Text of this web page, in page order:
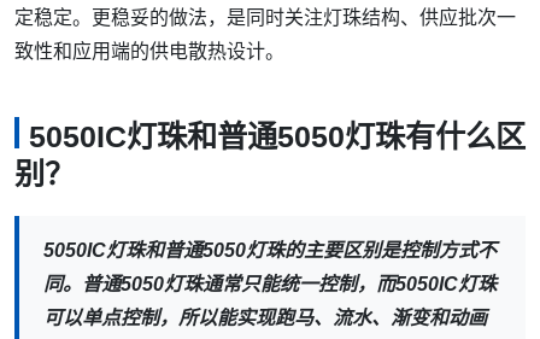
定稳定。更稳妥的做法，是同时关注灯珠结构、供应批次一
致性和应用端的供电散热设计。
5050IC灯珠和普通5050灯珠有什么区
别？
5050IC灯珠和普通5050灯珠的主要区别是控制方式不
同。普通5050灯珠通常只能统一控制，而5050IC灯珠
可以单点控制，所以能实现跑马、流水、渐变和动画